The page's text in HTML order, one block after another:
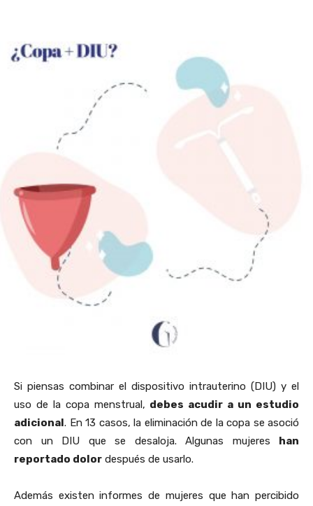
Si piensas combinar el dispositivo intrauterino (DIU) y el
uso de la copa menstrual, debes acudir a un estudio
adicional. En 13 casos, la eliminación de la copa se asoció
con un DIU que se desaloja. Algunas mujeres han
reportado dolor después de usarlo.
Además existen informes de mujeres que han percibido